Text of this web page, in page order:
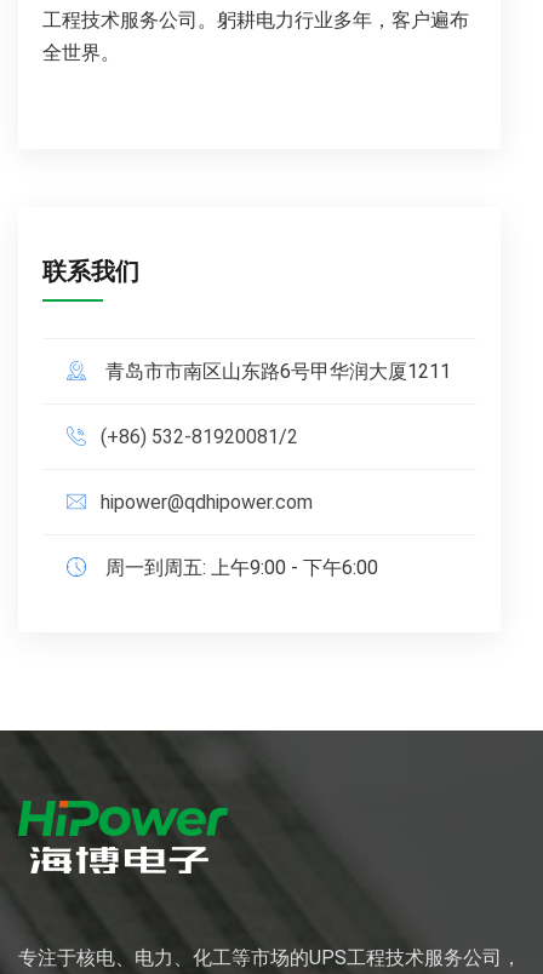
工程技术服务公司。躬耕电力行业多年，客户遍布
全世界。
联系我们
青岛市市南区山东路6号甲华润大厦1211
(+86) 532-81920081/2
hipower@qdhipower.com
周一到周五: 上午9:00 - 下午6:00
专注于核电、电力、化工等市场的UPS工程技术服务公司，